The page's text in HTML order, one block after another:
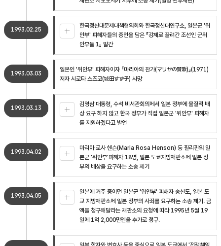
1993.02.25
한국정신대문제대책협의회와 한국정신대연구소, 일본군 '위
안부' 피해자들의 증언을 담은 『강제로 끌려간 조선인 군위
안부들 1』 발간
1993.03.03
일본인 '위안부' 피해자이자 『마리아의 찬가(マリヤの賛歌)』(1971)
저자 시로타 스즈코(城田すず子) 사망
1993.03.13
김영삼 대통령, 수석 비서관회의에서 일본 정부에 물질적 배
상 요구 하지 않고 한국 정부가 직접 일본군 '위안부' 피해자
를 지원하겠다고 발언
1993.04.02
마리아 로사 헨슨(Maria Rosa Henson) 등 필리핀의 일
본군 '위안부'피해자 18명, 일본 도쿄지방재판소에 일본 정
부의 배상을 요구하는 소송 제기
1993.04.05
일본에 거주 중이던 일본군 '위안부' 피해자 송신도, 일본 도
교 지방재판소에 일본 정부의 사죄를 요구하는 소송 제기. 금
액을 청구해달라는 재판소의 요청에 따라 1995년 5월 19
일에 1억 2,000만엔을 추가로 청구.